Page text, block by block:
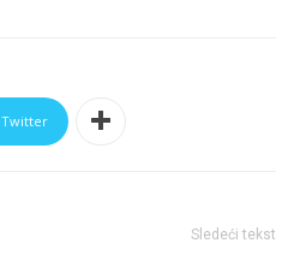
Twitter
Sledeći tekst